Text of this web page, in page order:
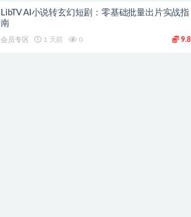
LibTV AI小说转玄幻短剧：零基础批量出片实战指
南
会员专区 1 天前 0 9.8